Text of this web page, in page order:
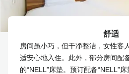
舒适
房间虽小巧，但干净整洁，女性客
适安心地入住。此外，部分房间配
的“NELL”床垫。预订配备“NELL”